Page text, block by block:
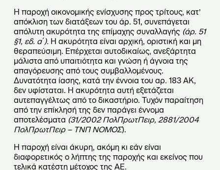
Η παροχή οικονομικής ενίσχυσης προς τρίτους, κατ’
απόκλιση των διατάξεων του άρ. 51, συνεπάγεται
απόλυτη ακυρότητα της επίμαχης συναλλαγής (άρ. 51
§1, εδ. α΄). Η ακυρότητα είναι αρχική, οριστική και μη
θεραπεύσιμη. Επέρχεται αυτοδικαίως, ανεξάρτητα
μάλιστα από υπαιτιότητα και γνώση ή άγνοια της
απαγόρευσης από τους συμβαλλομένους.
Δυνατότητα ίασης, κατά την έννοια του αρ. 183 ΑΚ,
δεν υφίσταται. Η ακυρότητα αυτή εξετάζεται
αυτεπαγγέλτως από το δικαστήριο. Τυχόν παραίτηση
από την επίκλησή της δεν παράγει έννομα
αποτελέσματα (31/2002 ΠολΠρωτΠειρ, 2881/2004
ΠολΠρωτΠειρ – ΤΝΠ ΝΟΜΟΣ).
Η παροχή είναι άκυρη, ακόμη κι εάν είναι
διαφορετικός ο λήπτης της παροχής και εκείνος που
τελικά κατέστη μέτοχος της ΑΕ.